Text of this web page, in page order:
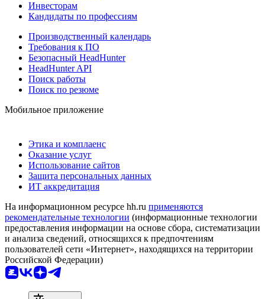
Инвесторам
Кандидаты по профессиям
Производственный календарь
Требования к ПО
Безопасный HeadHunter
HeadHunter API
Поиск работы
Поиск по резюме
Мобильное приложение
Этика и комплаенс
Оказание услуг
Использование сайтов
Защита персональных данных
ИТ аккредитация
На информационном ресурсе hh.ru применяются
рекомендательные технологии (информационные технологии
предоставления информации на основе сбора, систематизации
и анализа сведений, относящихся к предпочтениям
пользователей сети «Интернет», находящихся на территории
Российской Федерации)